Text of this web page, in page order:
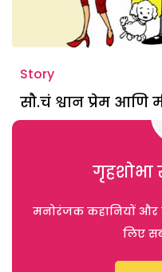
Story
सौ.चं श्वान प्रेम आणि
गृहशोभा
मनोरंजक कहानियों
लिए